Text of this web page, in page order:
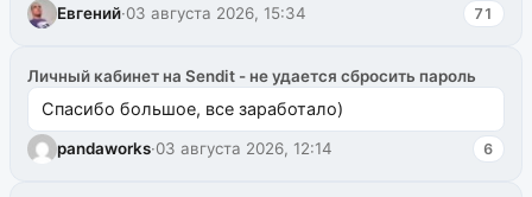
Евгений·03 августа 2026, 15:34 71
Личный кабинет на Sendit - не удается сбросить пароль
Спасибо большое, все заработало)
pandaworks·03 августа 2026, 12:14 6